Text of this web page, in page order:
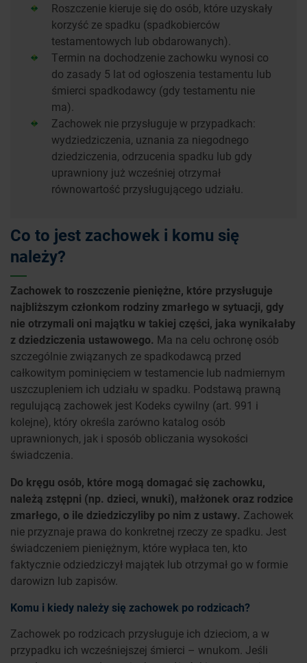
Roszczenie kieruje się do osób, które uzyskały
korzyść ze spadku (spadkobierców
testamentowych lub obdarowanych).
Termin na dochodzenie zachowku wynosi co
do zasady 5 lat od ogłoszenia testamentu lub
śmierci spadkodawcy (gdy testamentu nie
ma).
Zachowek nie przysługuje w przypadkach:
wydziedziczenia, uznania za niegodnego
dziedziczenia, odrzucenia spadku lub gdy
uprawniony już wcześniej otrzymał
równowartość przysługującego udziału.
Co to jest zachowek i komu się
należy?
Zachowek to roszczenie pieniężne, które przysługuje
najbliższym członkom rodziny zmarłego w sytuacji, gdy
nie otrzymali oni majątku w takiej części, jaka wynikałaby
z dziedziczenia ustawowego. Ma na celu ochronę osób
szczególnie związanych ze spadkodawcą przed
całkowitym pominięciem w testamencie lub nadmiernym
uszczupleniem ich udziału w spadku. Podstawą prawną
regulującą zachowek jest Kodeks cywilny (art. 991 i
kolejne), który określa zarówno katalog osób
uprawnionych, jak i sposób obliczania wysokości
świadczenia.
Do kręgu osób, które mogą domagać się zachowku,
należą zstępni (np. dzieci, wnuki), małżonek oraz rodzice
zmarłego, o ile dziedziczyliby po nim z ustawy. Zachowek
nie przyznaje prawa do konkretnej rzeczy ze spadku. Jest
świadczeniem pieniężnym, które wypłaca ten, kto
faktycznie odziedziczył majątek lub otrzymał go w formie
darowizn lub zapisów.
Komu i kiedy należy się zachowek po rodzicach?
Zachowek po rodzicach przysługuje ich dzieciom, a w
przypadku ich wcześniejszej śmierci – wnukom. Jeśli